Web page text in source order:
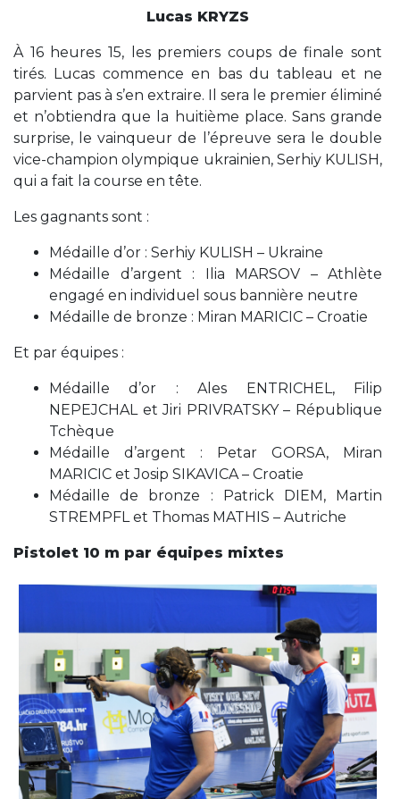
Lucas KRYZS
À 16 heures 15, les premiers coups de finale sont
tirés. Lucas commence en bas du tableau et ne
parvient pas à s’en extraire. Il sera le premier éliminé
et n’obtiendra que la huitième place. Sans grande
surprise, le vainqueur de l’épreuve sera le double
vice-champion olympique ukrainien, Serhiy KULISH,
qui a fait la course en tête.
Les gagnants sont :
Médaille d’or : Serhiy KULISH – Ukraine
Médaille d’argent : Ilia MARSOV – Athlète
engagé en individuel sous bannière neutre
Médaille de bronze : Miran MARICIC – Croatie
Et par équipes :
Médaille d’or : Ales ENTRICHEL, Filip
NEPEJCHAL et Jiri PRIVRATSKY – République
Tchèque
Médaille d’argent : Petar GORSA, Miran
MARICIC et Josip SIKAVICA – Croatie
Médaille de bronze : Patrick DIEM, Martin
STREMPFL et Thomas MATHIS – Autriche
Pistolet 10 m par équipes mixtes